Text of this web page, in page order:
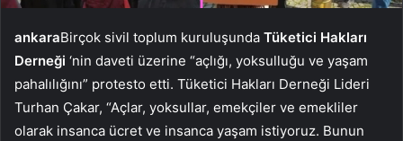
ankaraBirçok sivil toplum kuruluşunda Tüketici Hakları
Derneği ‘nin daveti üzerine “açlığı, yoksulluğu ve yaşam
pahalılığını” protesto etti. Tüketici Hakları Derneği Lideri
Turhan Çakar, “Açlar, yoksullar, emekçiler ve emekliler
olarak insanca ücret ve insanca yaşam istiyoruz. Bunun